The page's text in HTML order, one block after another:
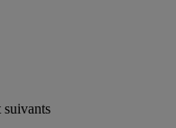
suivants